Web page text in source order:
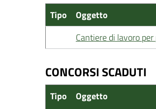
Tipo Oggetto
Cantiere di lavoro
CONCORSI SCADUTI
Tipo Oggetto